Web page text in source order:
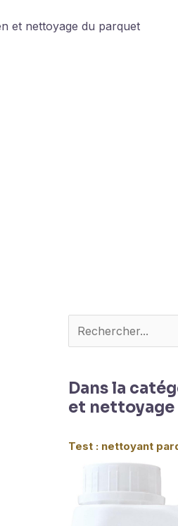
et nettoyage du parquet
Dans la
et
Test : nettoyant